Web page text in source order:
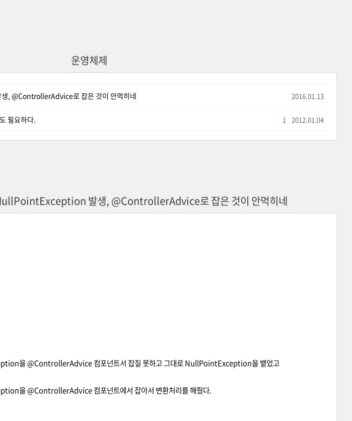
운영체제
, @ControllerAdvice로 잡은 것이 안먹히네 2016.01.13
필요하다. 2012.01.04
1
발생, @ControllerAdvice로 잡은 것이 안먹히네
을 @ControllerAdvice 컴포넌트서 잡질 못하고 그대로 NullPointException을 뱉었고
을 @ControllerAdvice 컴포넌트에서 잡아서 변환처리를 해줬다.